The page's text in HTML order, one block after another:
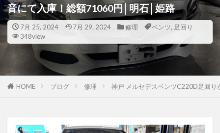
音にて入庫！総額71060円│明石│姫路
7月 25, 2024 7月 29, 2024 修理 ベンツ, 足回り
348view
HOME ブログ 修理 神戸 メルセデスベンツC220D足回